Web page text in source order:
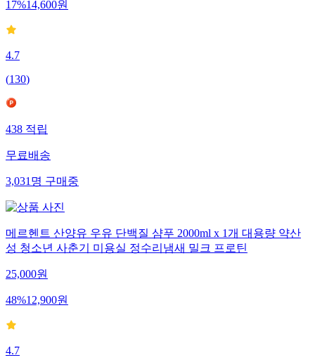
17%14,600원
4.7
(130)
438적립
무료배송
3,031명구매중
메르헨트 산양유 우유 단백질 샴푸 2000ml x 1개 대용량 약산
성 청소년 사춘기 미용실 정수리냄새 밀크 프로틴
25,000원
48%12,900원
4.7